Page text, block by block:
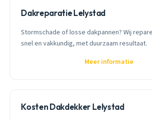
Dakreparatie Lelystad
Stormschade of losse dakpannen? Wij
snel en vakkundig, met duurzaam resultaat.
Meer informatie
Kosten Dakdekker Lelystad